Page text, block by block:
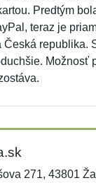
Predtým
teraz je
Česká republika.
Možnosť
271, 43801